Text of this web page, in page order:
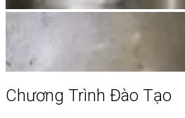
Chương Trình Đào Tạo